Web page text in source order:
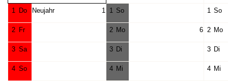
1 Do Neujahr 1 1 So 1 So
2 Fr 2 Mo 6 2 Mo
3 Sa 3 Di 3 Di
4 So 4 Mi 4 Mi